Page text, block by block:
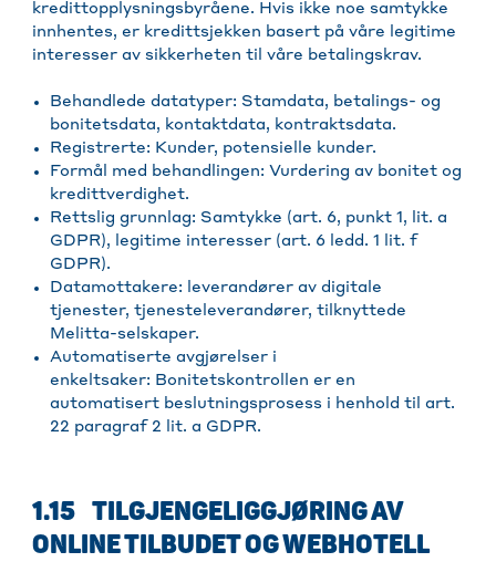
kredittopplysningsbyråene. Hvis ikke noe samtykke
innhentes, er kredittsjekken basert på våre legitime
interesser av sikkerheten til våre betalingskrav.
Behandlede datatyper: Stamdata, betalings- og
bonitetsdata, kontaktdata, kontraktsdata.
Registrerte: Kunder, potensielle kunder.
Formål med behandlingen: Vurdering av bonitet og
kredittverdighet.
Rettslig grunnlag: Samtykke (art. 6, punkt 1, lit. a
GDPR), legitime interesser (art. 6 ledd. 1 lit. f
GDPR).
Datamottakere: leverandører av digitale
tjenester, tjenesteleverandører, tilknyttede
Melitta-selskaper.
Automatiserte avgjørelser i
enkeltsaker: Bonitetskontrollen er en
automatisert beslutningsprosess i henhold til art.
22 paragraf 2 lit. a GDPR.
1.15 TILGJENGELIGGJØRING AV
ONLINE TILBUDET OG WEBHOTELL